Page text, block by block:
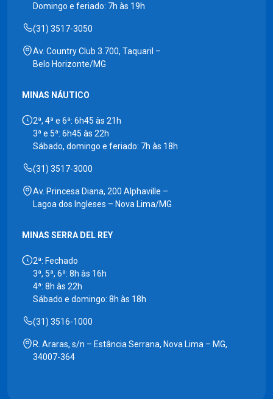
Domingo e feriado: 7h às 19h
(31) 3517-3050
Av. Country Club 3.700, Taquaril –
Belo Horizonte/MG
MINAS NÁUTICO
2ª, 4ª e 6ª: 6h45 às 21h
3ª e 5ª: 6h45 às 22h
Sábado, domingo e feriado: 7h às 18h
(31) 3517-3000
Av. Princesa Diana, 200 Alphaville –
Lagoa dos Ingleses – Nova Lima/MG
MINAS SERRA DEL REY
2ª: Fechado
3ª, 5ª, 6ª: 8h às 16h
4ª: 8h às 22h
Sábado e domingo: 8h às 18h
(31) 3516-1000
R. Araras, s/n – Estância Serrana, Nova Lima – MG,
34007-364